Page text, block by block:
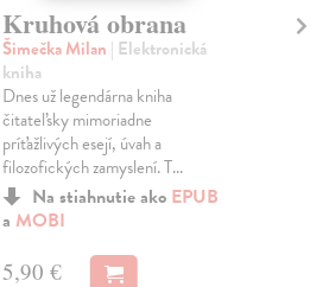
Kruhová obrana
Šimečka Milan | Elektronická
kniha
Dnes už legendárna kniha
čitateľsky mimoriadne
príťažlivých esejí, úvah a
filozofických zamyslení. T...
Na stiahnutie ako EPUB
a MOBI
5,90 €